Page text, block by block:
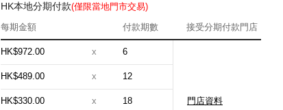
HK本地分期付款(僅限當地門市交易)
每期金額
付款期數 接受分期付款門店
HK$972.00 x 6
門店資料
HK$489.00 x 12
HK$330.00 x 18